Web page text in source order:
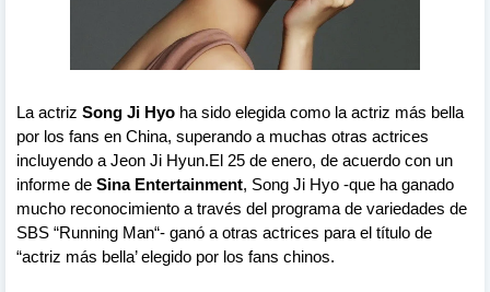
La actriz Song Ji Hyo ha sido elegida como la actriz más bella
por los fans en China, superando a muchas otras actrices
incluyendo a Jeon Ji Hyun.El 25 de enero, de acuerdo con un
informe de Sina Entertainment, Song Ji Hyo -que ha ganado
mucho reconocimiento a través del programa de variedades de
SBS “Running Man“- ganó a otras actrices para el título de
“actriz más bella’ elegido por los fans chinos.